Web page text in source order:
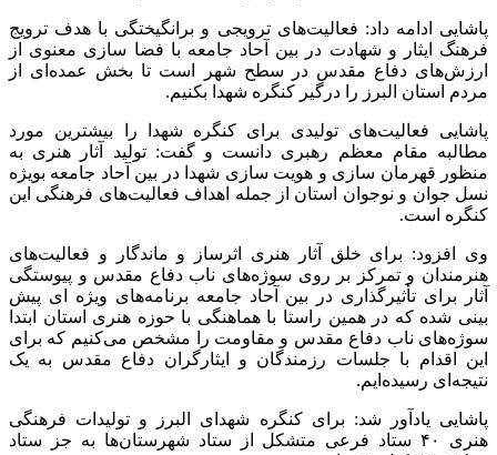
پاشایی ادامه داد: فعالیت‌های ترویجی و برانگیختگی با هدف ترویج
فرهنگ ایثار و شهادت در بین آحاد جامعه با فضا سازی معنوی از
ارزش‌های دفاع مقدس در سطح شهر است تا بخش عمده‌ای از
مردم استان البرز را درگیر کنگره شهدا بکنیم.
پاشایی فعالیت‌های تولیدی برای کنگره شهدا را بیشترین مورد
مطالبه مقام معظم رهبری دانست و گفت: تولید آثار هنری به
منظور قهرمان سازی و هویت سازی شهدا در بین آحاد جامعه بویژه
نسل جوان و نوجوان استان از جمله اهداف فعالیت‌های فرهنگی این
کنگره است.
وی افزود: برای خلق آثار هنری اثرساز و ماندگار و فعالیت‌های
هنرمندان و تمرکز بر روی سوژه‌های ناب دفاع مقدس و پیوستگی
آثار برای تأثیرگذاری در بین آحاد جامعه برنامه‌های ویژه ای پیش
بینی شده که در همین راستا با هماهنگی با حوزه هنری استان ابتدا
سوژه‌های ناب دفاع مقدس و مقاومت را مشخص می‌کنیم که برای
این اقدام با جلسات رزمندگان و ایثارگران دفاع مقدس به یک
نتیجه‌ای رسیده‌ایم.
پاشایی یادآور شد: برای کنگره شهدای البرز و تولیدات فرهنگی
هنری ۴۰ ستاد فرعی متشکل از ستاد شهرستان‌ها به جز ستاد